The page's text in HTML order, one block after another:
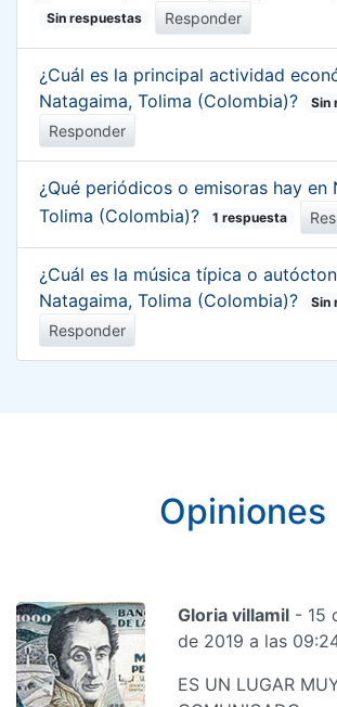
Sin respuestas Responder
¿Cuál es la principal actividad
Natagaima, Tolima (Colombia)?
Sin
Responder
¿Qué periódicos o emisoras hay en
Tolima (Colombia)?
1 respuesta
¿Cuál es la música típica o
Natagaima, Tolima (Colombia)?
Sin
Responder
Opiniones
Gloria villamil - 15
de 2019 a las
ES UN LUGAR